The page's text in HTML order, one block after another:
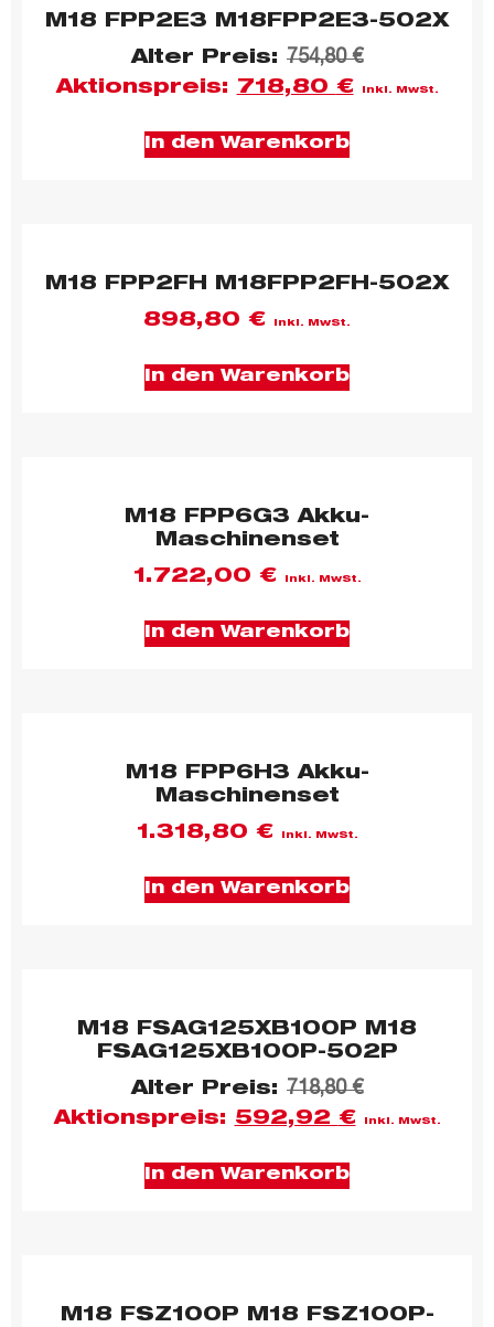
M18 FPP2E3 M18FPP2E3-502X
Alter Preis: 754,80€
Aktionspreis: 718,80 € inkl. MwSt.
In den Warenkorb
M18 FPP2FH M18FPP2FH-502X
898,80 € inkl. MwSt.
In den Warenkorb
M18 FPP6G3 Akku-
Maschinenset
1.722,00 € inkl. MwSt.
In den Warenkorb
M18 FPP6H3 Akku-
Maschinenset
1.318,80 € inkl. MwSt.
In den Warenkorb
M18 FSAG125XB100P M18
FSAG125XB100P-502P
Alter Preis: 718,80€
Aktionspreis: 592,92 € inkl. MwSt.
In den Warenkorb
M18 FSZ100P M18 FSZ100P-